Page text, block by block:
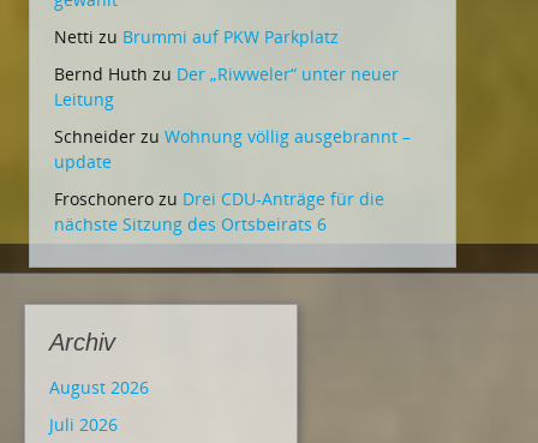
Netti zu Brummi auf PKW Parkplatz
Bernd Huth zu Der „Riwweler“ unter neuer
Leitung
Schneider zu Wohnung völlig ausgebrannt –
update
Froschonero zu Drei CDU-Anträge für die
nächste Sitzung des Ortsbeirats 6
Archiv
August 2026
Juli 2026